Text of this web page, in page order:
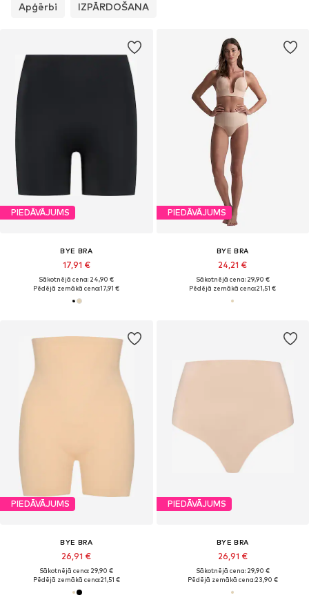
Apģērbi IZPĀRDOŠANA
PIEDĀVĀJUMS
BYE BRA
17,91 €
Sākotnējā cena: 24,90 €
Pēdējā zemākā cena:17,91 €
PIEDĀVĀJUMS
BYE BRA
24,21 €
Sākotnējā cena: 29,90 €
Pēdējā zemākā cena:21,51 €
PIEDĀVĀJUMS
BYE BRA
26,91 €
Sākotnējā cena: 29,90 €
Pēdējā zemākā cena:21,51 €
PIEDĀVĀJUMS
BYE BRA
26,91 €
Sākotnējā cena: 29,90 €
Pēdējā zemākā cena:23,90 €